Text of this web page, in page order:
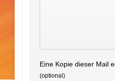
Eine Kopie dieser Mail
(optional)